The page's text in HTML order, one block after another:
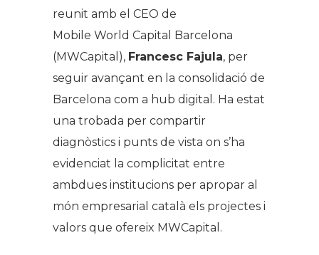
reunit amb el CEO de
Mobile World Capital Barcelona
(MWCapital), Francesc Fajula, per
seguir avançant en la consolidació de
Barcelona com a hub digital. Ha estat
una trobada per compartir
diagnòstics i punts de vista on s’ha
evidenciat la complicitat entre
ambdues institucions per apropar al
món empresarial català els projectes i
valors que ofereix MWCapital.